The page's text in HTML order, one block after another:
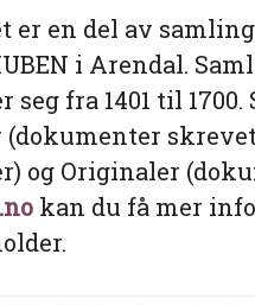
er en del av
i Arendal.
seg fra 1401 til
og Originaler
kan du få mer